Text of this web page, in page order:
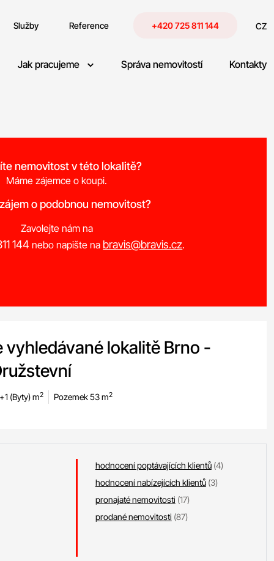
Služby Reference +420 725 811 144 CZ
Jak pracujeme Správa nemovitostí Kontakty
nemovitost v této lokalitě?
Máme zájemce o koupi.
o podobnou nemovitost?
Zavolejte nám na
144 nebo napište na bravis@bravis.cz.
vyhledávané lokalitě Brno -
(Byty) m2 Pozemek 53 m2
hodnocení poptávajících klientů (4)
hodnocení nabízejících klientů (3)
pronajaté nemovitosti (17)
prodané nemovitosti (87)